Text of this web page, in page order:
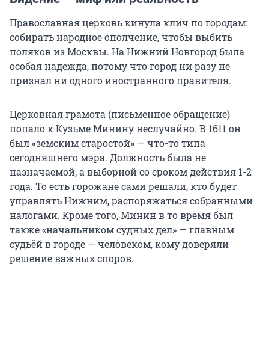
Православная церковь кинула клич по городам:
собирать народное ополчение, чтобы выбить
поляков из Москвы. На Нижний Новгород была
особая надежда, потому что город ни разу не
признал ни одного иностранного правителя.
Церковная грамота (письменное обращение)
попало к Кузьме Минину неслучайно. В 1611 он
был «земским старостой» — что-то типа
сегодняшнего мэра. Должность была не
назначаемой, а выборной со сроком действия 1-2
года. То есть горожане сами решали, кто будет
управлять Нижним, распоряжаться собранными
налогами. Кроме того, Минин в то время был
также «начальником судных дел» — главным
судьёй в городе — человеком, кому доверяли
решение важных споров.